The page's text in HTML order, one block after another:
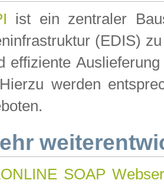
ist ein zentraler
(EDIS)
effiziente
werden
SOAP